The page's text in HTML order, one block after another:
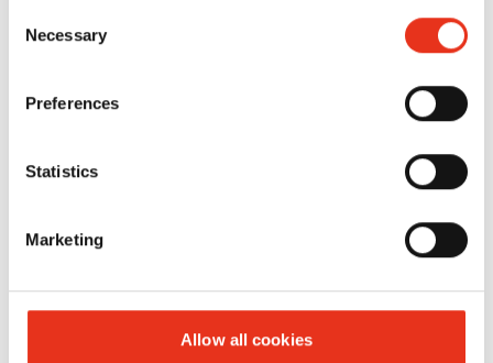
Selection
Necessary
Preferences
Statistics
Marketing
Allow all cookies
0,78 x 11